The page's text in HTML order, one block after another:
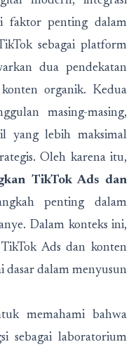
faktor penting dalam
sebagai platform
dua pendekatan
organik. Kedua
masing-masing,
yang lebih maksimal
Oleh karena itu,
TikTok Ads dan
penting dalam
Dalam konteks ini,
Ads dan konten
dasar dalam menyusun
memahami bahwa
sebagai laboratorium